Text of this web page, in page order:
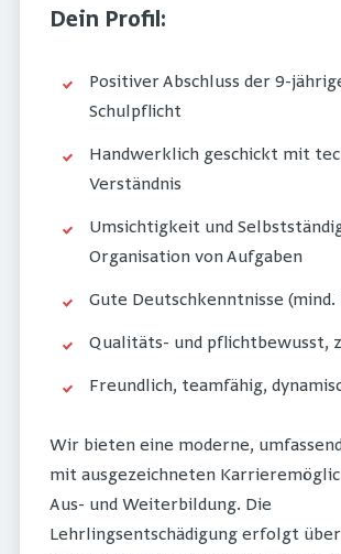
Dein Profil:
Positiver Abschluss der 9-
Schulpflicht
Handwerklich geschickt mit
Verständnis
Umsichtigkeit und
Organisation von Aufgaben
Gute Deutschkenntnisse (mind.
Qualitäts- und pflichtbewusst,
Freundlich, teamfähig,
Wir bieten eine moderne,
mit ausgezeichneten
Aus- und Weiterbildung. Die
Lehrlingsentschädigung erfolgt über